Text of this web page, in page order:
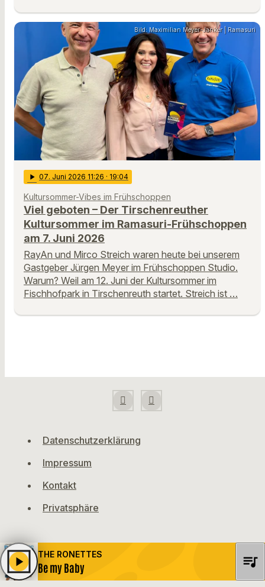
Bild: Maximilian Meyer-Janker | Ramasuri
play_arrow 07. Juni 2026 11:26 · 19:04
Kultursommer-Vibes im Frühschoppen
Viel geboten – Der Tirschenreuther
Kultursommer im Ramasuri-Frühschoppen
am 7. Juni 2026
RayAn und Mirco Streich waren heute bei unserem
Gastgeber Jürgen Meyer im Frühschoppen Studio.
Warum? Weil am 12. Juni der Kultursommer im
Fischhofpark in Tirschenreuth startet. Streich ist …
Datenschutzerklärung
Impressum
Kontakt
Privatsphäre
THE RONETTES
Be my Baby
play_arrow queue_music